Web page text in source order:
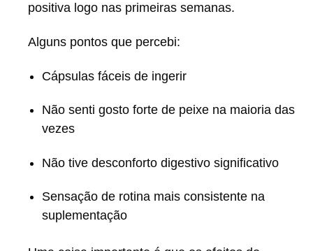
positiva logo nas primeiras semanas.
Alguns pontos que percebi:
Cápsulas fáceis de ingerir
Não senti gosto forte de peixe na maioria das
vezes
Não tive desconforto digestivo significativo
Sensação de rotina mais consistente na
suplementação